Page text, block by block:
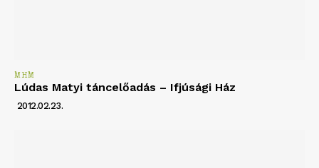
MHM
Lúdas Matyi táncelőadás – Ifjúsági Ház
2012.02.23.